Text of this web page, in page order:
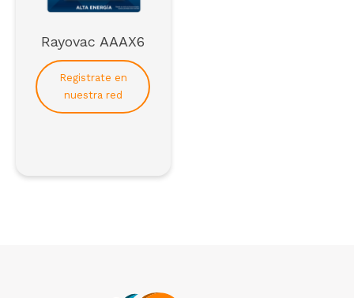
Rayovac AAAX6
Registrate en
nuestra red